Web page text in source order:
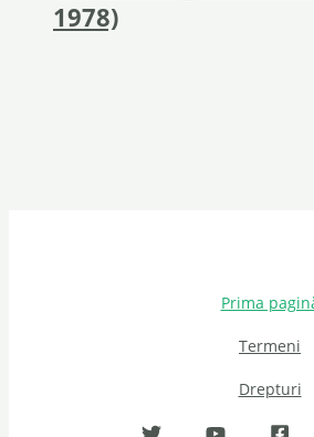
1978)
Prima
Termeni
Drepturi